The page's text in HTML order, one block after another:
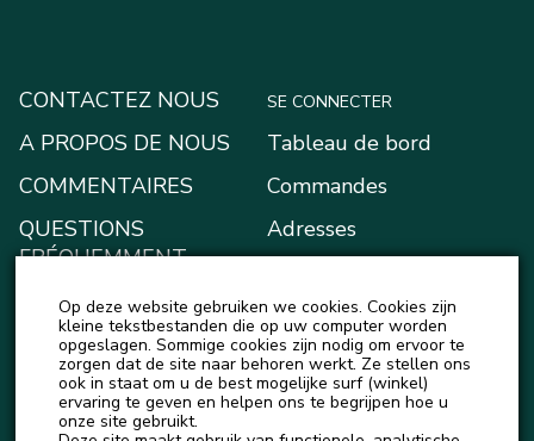
CONTACTEZ NOUS
A PROPOS DE NOUS
COMMENTAIRES
QUESTIONS
FRÉQUEMMENT
BLOG
ACTUALITÉS
SE CONNECTER
Tableau de bord
Commandes
Adresses
Mon portefeuille
Account details
Logout
Op deze website gebruiken we cookies. Cookies zijn
kleine tekstbestanden die op uw computer worden
opgeslagen. Sommige cookies zijn nodig om ervoor te
zorgen dat de site naar behoren werkt. Ze stellen ons
ook in staat om u de best mogelijke surf (winkel)
ervaring te geven en helpen ons te begrijpen hoe u
onze site gebruikt.